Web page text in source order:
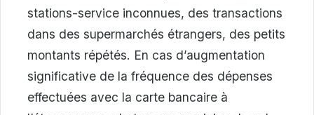
stations-service inconnues, des transactions
dans des supermarchés étrangers, des petits
montants répétés. En cas d’augmentation
significative de la fréquence des dépenses
effectuées avec la carte bancaire à